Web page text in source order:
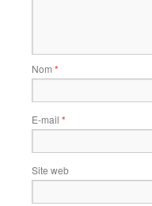
Nom *
E-mail *
Site web